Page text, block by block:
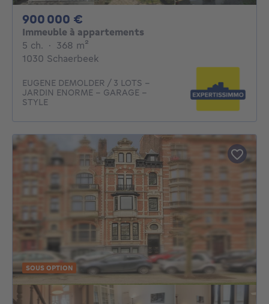
900 000 €
Immeuble à appartements
5 ch. 5 chambres
· 368 m²
1030 Schaerbeek
EUGENE DEMOLDER / 3 LOTS -
JARDIN ENORME - GARAGE -
STYLE
SOUS OPTION